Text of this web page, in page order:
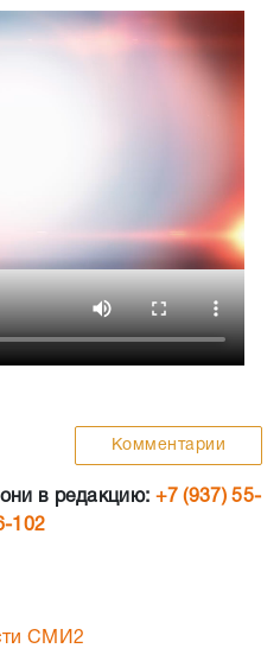
Комментарии
в редакцию: +7 (937) 55-
102
СМИ2